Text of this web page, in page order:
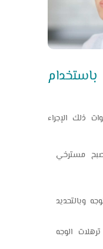
باستخدام
ذلك الإجراء
مسترخي
وبالتحديد
الوجه